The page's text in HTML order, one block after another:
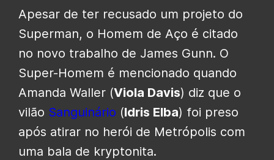
Apesar de ter recusado um projeto do
Superman, o Homem de Aço é citado
no novo trabalho de James Gunn. O
Super-Homem é mencionado quando
Amanda Waller (Viola Davis) diz que o
vilão Sanguinário (Idris Elba) foi preso
após atirar no herói de Metrópolis com
uma bala de kryptonita.